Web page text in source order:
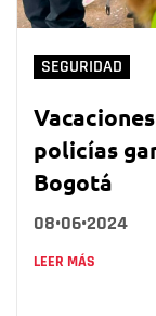
SEGURIDAD
policías
Bogotá
08•06•2024
LEER MÁS